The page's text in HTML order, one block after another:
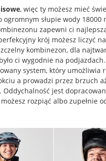
, więc ty możesz mieć
słupie wody 18000
zapewni ci
krój możesz liczyć
kombinezon, dla
ci wygodnie na
system, który
a prowadzi przez brzuch
jest
rozpiąć albo zupełnie